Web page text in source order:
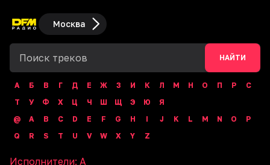
Москва
НАЙТИ
А Б В Г Д Е Ж З И К Л М Н О П Р
С
Т
У Ф Х Ц Ч Ш Щ Э Ю
Я
@
A B C D E F G H I J K L M N O
P
Q
R S T U V W X Y Z
Исполнители: A